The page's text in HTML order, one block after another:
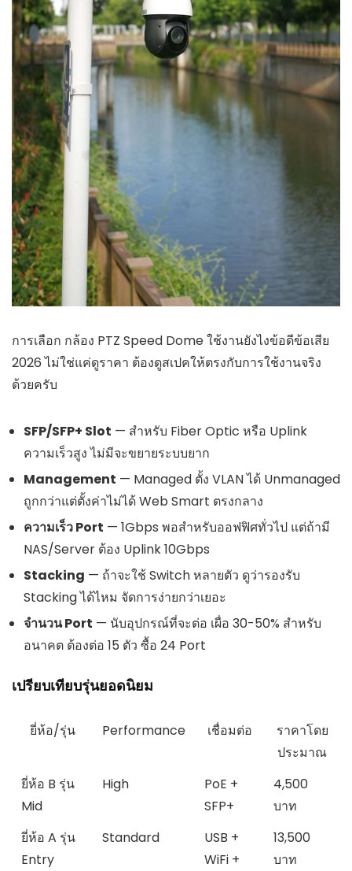
การเลือก กล้อง PTZ Speed Dome ใช้งานยังไงข้อดีข้อเสีย
2026 ไม่ใช่แค่ดูราคา ต้องดูสเปคให้ตรงกับการใช้งานจริง
ด้วยครับ
SFP/SFP+ Slot — สำหรับ Fiber Optic หรือ Uplink
ความเร็วสูง ไม่มีจะขยายระบบยาก
Management — Managed ตั้ง VLAN ได้ Unmanaged
ถูกกว่าแต่ตั้งค่าไม่ได้ Web Smart ตรงกลาง
ความเร็ว Port — 1Gbps พอสำหรับออฟฟิศทั่วไป แต่ถ้ามี
NAS/Server ต้อง Uplink 10Gbps
Stacking — ถ้าจะใช้ Switch หลายตัว ดูว่ารองรับ
Stacking ได้ไหม จัดการง่ายกว่าเยอะ
จำนวน Port — นับอุปกรณ์ที่จะต่อ เผื่อ 30-50% สำหรับ
อนาคต ต้องต่อ 15 ตัว ซื้อ 24 Port
เปรียบเทียบรุ่นยอดนิยม
ยี่ห้อ/รุ่น Performance เชื่อมต่อ
ราคาโดย
ประมาณ
ยี่ห้อ B รุ่น
Mid
High
PoE +
SFP+
4,500
บาท
ยี่ห้อ A รุ่น
Entry
Standard
USB +
WiFi +
13,500
บาท